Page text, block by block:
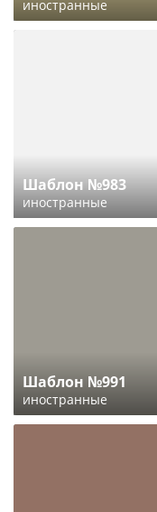
иностранные
Шаблон №983
иностранные
Шаблон №991
иностранные